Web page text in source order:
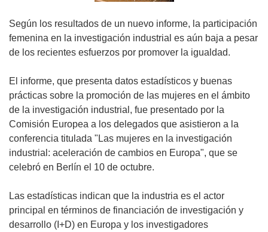
Según los resultados de un nuevo informe, la participación
femenina en la investigación industrial es aún baja a pesar
de los recientes esfuerzos por promover la igualdad.
El informe, que presenta datos estadísticos y buenas
prácticas sobre la promoción de las mujeres en el ámbito
de la investigación industrial, fue presentado por la
Comisión Europea a los delegados que asistieron a la
conferencia titulada "Las mujeres en la investigación
industrial: aceleración de cambios en Europa", que se
celebró en Berlín el 10 de octubre.
Las estadísticas indican que la industria es el actor
principal en términos de financiación de investigación y
desarrollo (I+D) en Europa y los investigadores